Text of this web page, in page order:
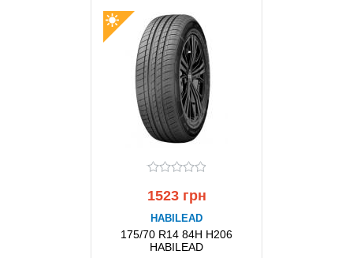
1523 грн
HABILEAD
175/70 R14 84H H206
HABILEAD